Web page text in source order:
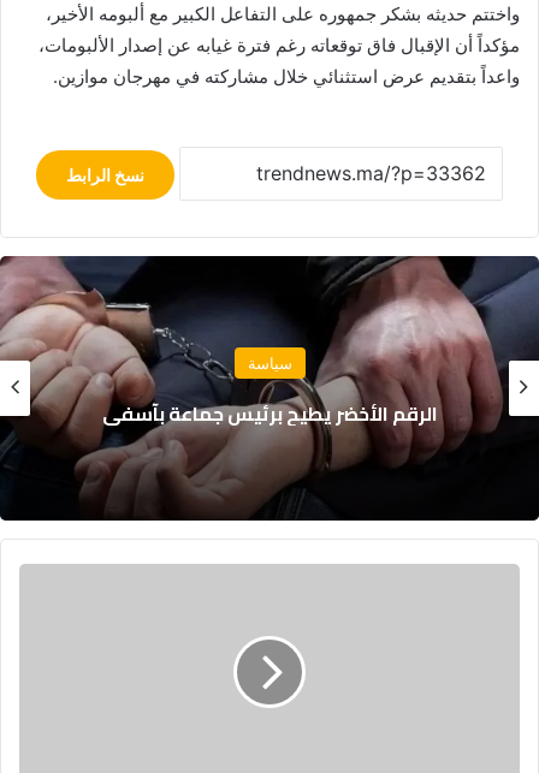
واختتم حديثه بشكر جمهوره على التفاعل الكبير مع ألبومه الأخير،
مؤكداً أن الإقبال فاق توقعاته رغم فترة غيابه عن إصدار الألبومات،
واعداً بتقديم عرض استثنائي خلال مشاركته في مهرجان موازين.
نسخ الرابط
سياسة
الرقم الأخضر يطيح برئيس جماعة بآسفي